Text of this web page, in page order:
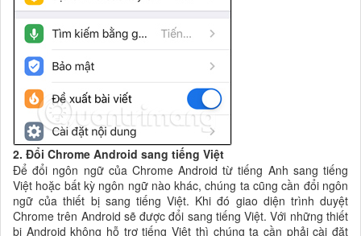
2. Đổi Chrome Android sang tiếng Việt
Để đổi ngôn ngữ của Chrome Android từ tiếng Anh sang tiếng
Việt hoặc bất kỳ ngôn ngữ nào khác, chúng ta cũng cần đổi ngôn
ngữ của thiết bị sang tiếng Việt. Khi đó giao diện trình duyệt
Chrome trên Android sẽ được đổi sang tiếng Việt. Với những thiết
bị Android không hỗ trợ tiếng Việt thì chúng ta cần phải cài đặt